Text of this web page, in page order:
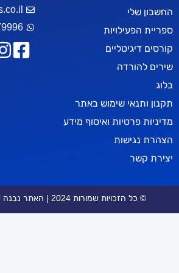
באתר
ואיסוף מידע
Info@netkids.co.il
055-9979996
2024 | האתר נבנה על ידי saffer.co.il